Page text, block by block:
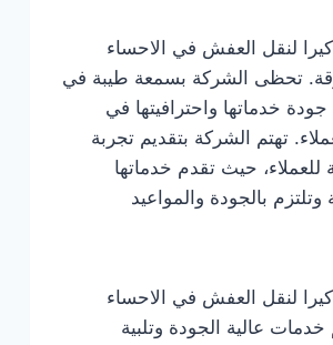
لنقل العفش في الاحساء
تحظى الشركة بسمعة طيبة في
خدماتها واحترافيتها في
تهتم الشركة بتقديم تجربة
حيث تقدم خدماتها
وتلتزم بالجودة والمواعيد
لنقل العفش في الاحساء
خدمات عالية الجودة وتلبية